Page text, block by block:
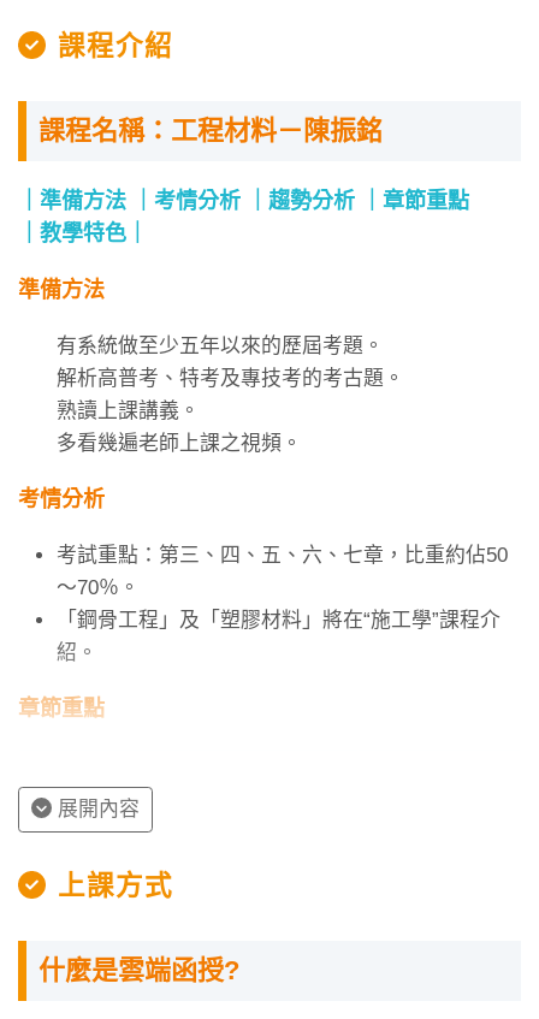
課程介紹
課程名稱：工程材料－陳振銘
準備方法 考情分析 趨勢分析
章節重點
教學特色
準備方法
有系統做至少五年以來的歷屆考題。
解析高普考、特考及專技考的考古題。
熟讀上課講義。
多看幾遍老師上課之視頻。
考情分析
考試重點：第三、四、五、六、七章，比重約佔50
～70％。
「鋼骨工程」及「塑膠材料」將在“施工學”課程介
紹。
章節重點
第一章 工程材
料
為土木及建築之
展開內容
上課方式
什麼是雲端函授?